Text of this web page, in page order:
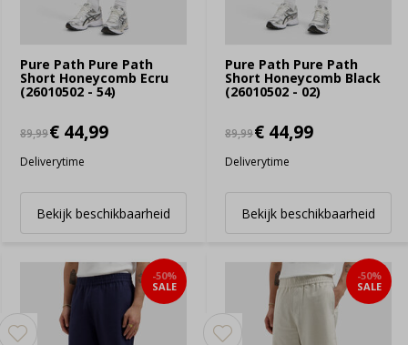
Pure Path Pure Path
Short Honeycomb Ecru
(26010502 - 54)
89,99€ 44,99
Deliverytime
Bekijk beschikbaarheid
Pure Path Pure Path
Short Honeycomb Black
(26010502 - 02)
89,99€ 44,99
Deliverytime
Bekijk beschikbaarheid
-50%
SALE
-50%
SALE